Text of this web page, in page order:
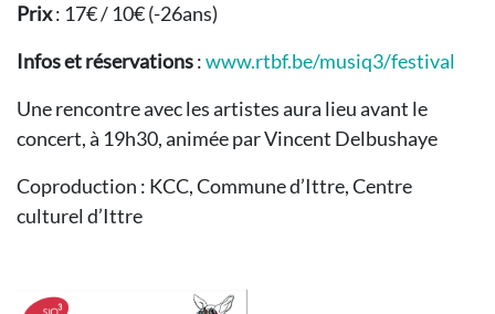
Prix: 17€ / 10€ (-26ans)
Infos et réservations:www.rtbf.be/musiq3/festival
Une rencontre avec les artistes aura lieu avant le
concert, à 19h30, animée par Vincent Delbushaye
Coproduction : KCC, Commune d’Ittre, Centre
culturel d’Ittre